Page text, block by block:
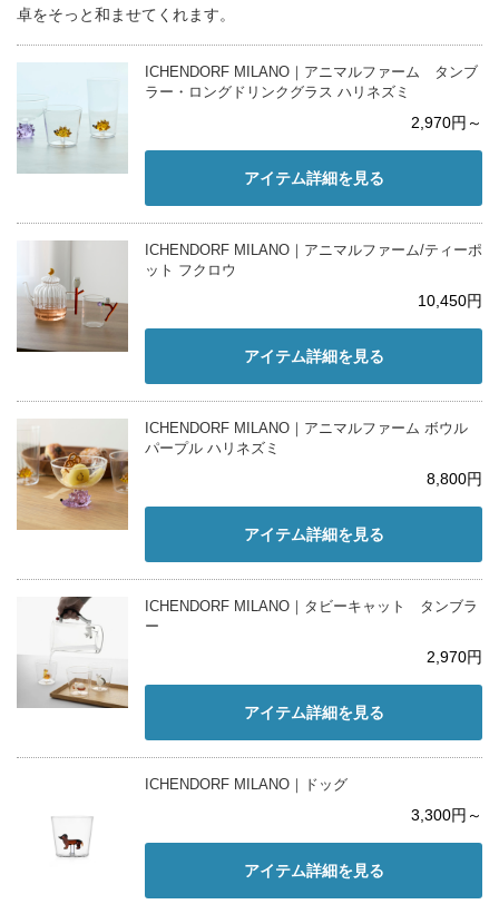
卓をそっと和ませてくれます。
ICHENDORF MILANO｜アニマルファーム タンブ
ラー・ロングドリンクグラス ハリネズミ
2,970円～
アイテム詳細を見る
ICHENDORF MILANO｜アニマルファーム/ティーポ
ット フクロウ
10,450円
アイテム詳細を見る
ICHENDORF MILANO｜アニマルファーム ボウル
パープル ハリネズミ
8,800円
アイテム詳細を見る
ICHENDORF MILANO｜タビーキャット タンブラ
ー
2,970円
アイテム詳細を見る
ICHENDORF MILANO｜ドッグ
3,300円～
アイテム詳細を見る